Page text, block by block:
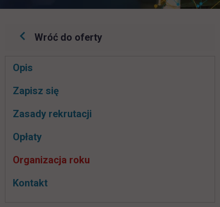
Wróć do oferty
Pomiń
Opis
Zapisz się
Zasady rekrutacji
Opłaty
Organizacja roku
Kontakt